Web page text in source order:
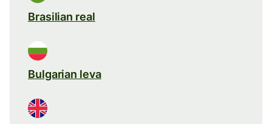
Brasilian real
Bulgarian leva